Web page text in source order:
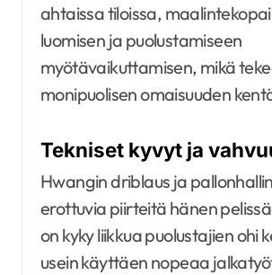
ahtaissa tiloissa,
luomisen ja puolustamiseen
myötävaikuttamisen, mikä
monipuolisen omaisuuden
Tekniset kyvyt ja
Hwangin driblaus ja
erottuvia piirteitä hänen
on kyky liikkua puolustajien ohi
usein käyttäen nopeaa